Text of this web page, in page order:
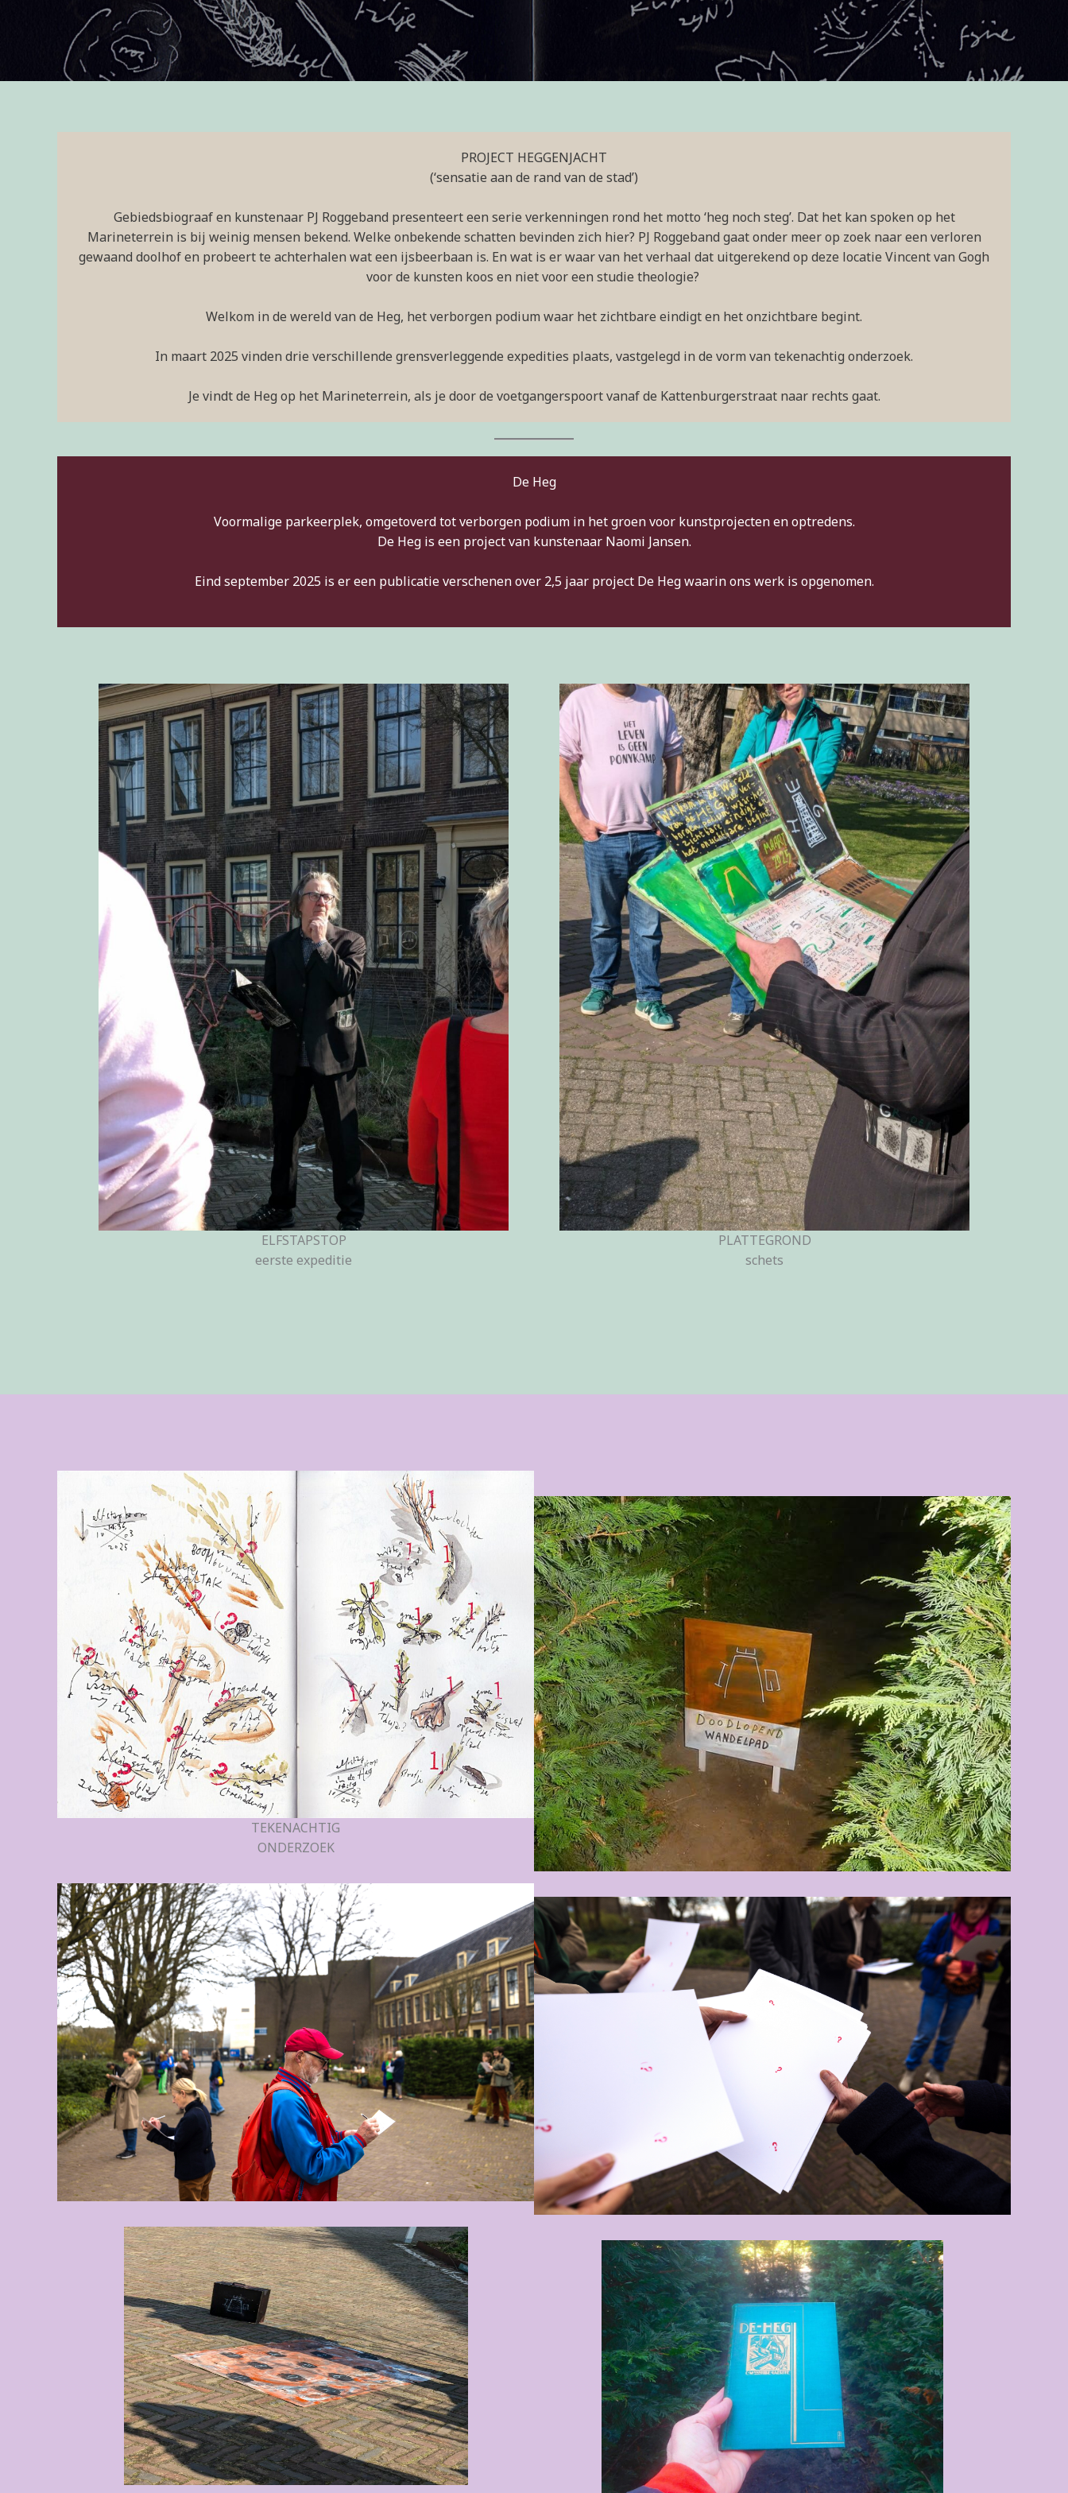
PROJECT HEGGENJACHT
(‘sensatie aan de rand van de stad’)
Gebiedsbiograaf en kunstenaar PJ Roggeband presenteert een serie verkenningen rond het motto ‘heg noch steg’. Dat het kan spoken op het
Marineterrein is bij weinig mensen bekend. Welke onbekende schatten bevinden zich hier? PJ Roggeband gaat onder meer op zoek naar een verloren
gewaand doolhof en probeert te achterhalen wat een ijsbeerbaan is. En wat is er waar van het verhaal dat uitgerekend op deze locatie Vincent van Gogh
voor de kunsten koos en niet voor een studie theologie?
Welkom in de wereld van de Heg, het verborgen podium waar het zichtbare eindigt en het onzichtbare begint.
In maart 2025 vinden drie verschillende grensverleggende expedities plaats, vastgelegd in de vorm van tekenachtig onderzoek.
Je vindt de Heg op het Marineterrein, als je door de voetgangerspoort vanaf de Kattenburgerstraat naar rechts gaat.
De Heg
Voormalige parkeerplek, omgetoverd tot verborgen podium in het groen voor kunstprojecten en optredens.
De Heg is een project van kunstenaar Naomi Jansen.
Eind september 2025 is er een publicatie verschenen over 2,5 jaar project De Heg waarin ons werk is opgenomen.
ELFSTAPSTOP
eerste expeditie
PLATTEGROND
schets
TEKENACHTIG
ONDERZOEK